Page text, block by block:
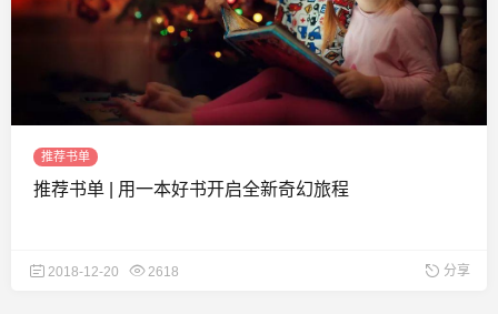
推荐书单
推荐书单 | 用一本好书开启全新奇幻旅程
2018-12-20 2618 分享